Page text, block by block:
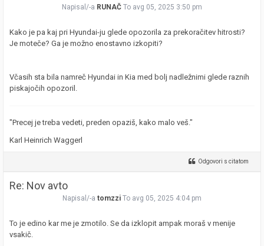
Napisal/-a RUNAČ To avg 05, 2025 3:50 pm
Kako je pa kaj pri Hyundai-ju glede opozorila za prekoračitev hitrosti?
Je moteče? Ga je možno enostavno izkopiti?
Včasih sta bila namreč Hyundai in Kia med bolj nadležnimi glede raznih
piskajočih opozoril.
"Precej je treba vedeti, preden opaziš, kako malo veš."
Karl Heinrich Waggerl
Odgovori s citatom
Re: Nov avto
Napisal/-a tomzzi To avg 05, 2025 4:04 pm
To je edino kar me je zmotilo. Se da izklopit ampak moraš v menije
vsakič.